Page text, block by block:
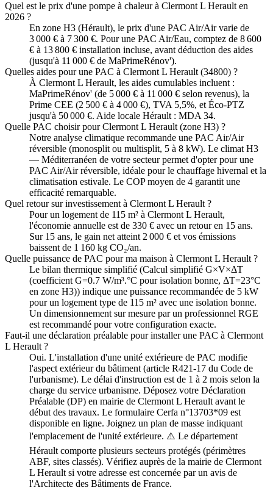
Quel est le prix d'une pompe à chaleur à Clermont L Herault en
2026 ?
En zone H3 (Hérault), le prix d'une PAC Air/Air varie de
3 000 € à 7 300 €. Pour une PAC Air/Eau, comptez de 8 600
€ à 13 800 € installation incluse, avant déduction des aides
(jusqu'à 11 000 € de MaPrimeRénov').
Quelles aides pour une PAC à Clermont L Herault (34800) ?
À Clermont L Herault, les aides cumulables incluent :
MaPrimeRénov' (de 5 000 € à 11 000 € selon revenus), la
Prime CEE (2 500 € à 4 000 €), TVA 5,5%, et Éco-PTZ
jusqu'à 50 000 €. Aide locale Hérault : MDA 34.
Quelle PAC choisir pour Clermont L Herault (zone H3) ?
Notre analyse climatique recommande une PAC Air/Air
réversible (monosplit ou multisplit, 5 à 8 kW). Le climat H3
— Méditerranéen de votre secteur permet d'opter pour une
PAC Air/Air réversible, idéale pour le chauffage hivernal et la
climatisation estivale. Le COP moyen de 4 garantit une
efficacité remarquable.
Quel retour sur investissement à Clermont L Herault ?
Pour un logement de 115 m² à Clermont L Herault,
l'économie annuelle est de 330 € avec un retour en 15 ans.
Sur 15 ans, le gain net atteint 2 000 € et vos émissions
baissent de 1 160 kg CO₂/an.
Quelle puissance de PAC pour ma maison à Clermont L Herault ?
Le bilan thermique simplifié (Calcul simplifié G×V×ΔT
(coefficient G=0.7 W/m³.°C pour isolation bonne, ΔT=23°C
en zone H3)) indique une puissance recommandée de 5 kW
pour un logement type de 115 m² avec une isolation bonne.
Un dimensionnement sur mesure par un professionnel RGE
est recommandé pour votre configuration exacte.
Faut-il une déclaration préalable pour installer une PAC à Clermont
L Herault ?
Oui. L'installation d'une unité extérieure de PAC modifie
l'aspect extérieur du bâtiment (article R421-17 du Code de
l'urbanisme). Le délai d'instruction est de 1 à 2 mois selon la
charge du service urbanisme. Déposez votre Déclaration
Préalable (DP) en mairie de Clermont L Herault avant le
début des travaux. Le formulaire Cerfa n°13703*09 est
disponible en ligne. Joignez un plan de masse indiquant
l'emplacement de l'unité extérieure. ⚠️ Le département
Hérault comporte plusieurs secteurs protégés (périmètres
ABF, sites classés). Vérifiez auprès de la mairie de Clermont
L Herault si votre adresse est concernée par un avis de
l'Architecte des Bâtiments de France.